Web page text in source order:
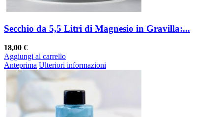
Secchio da 5,5 Litri di Magnesio in Gravilla:...
18,00 €
Aggiungi al carrello
Anteprima Ulteriori informazioni